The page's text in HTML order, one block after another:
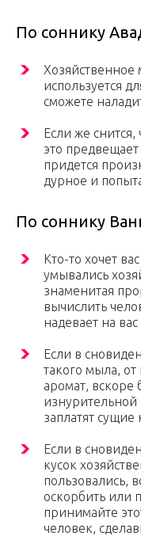
По соннику
используется
сможете
Если же снится,
это
придется
дурное и
По соннику
Кто-то хочет
умывались
знаменитая
вычислить
надевает на
Если в
такого мыла,
аромат, вскоре
изнурительной
заплатят сущие
Если в
кусок
пользовались,
оскорбить или
принимайте
человек,